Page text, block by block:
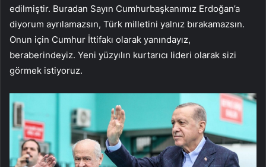
edilmiştir. Buradan Sayın Cumhurbaşkanımız Erdoğan’a
diyorum ayrılamazsın, Türk milletini yalnız bırakamazsın.
Onun için Cumhur İttifakı olarak yanındayız,
beraberindeyiz. Yeni yüzyılın kurtarıcı lideri olarak sizi
görmek istiyoruz.